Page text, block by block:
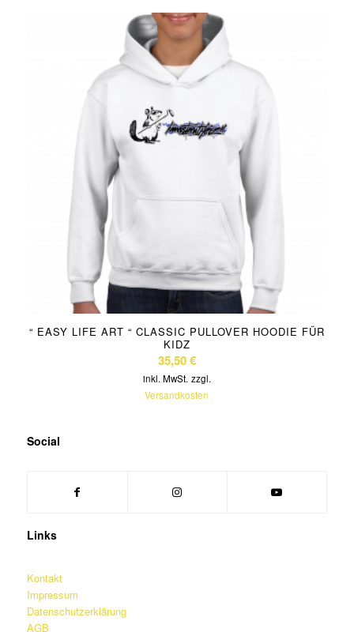
“ EASY LIFE ART “ CLASSIC PULLOVER HOODIE FÜR
KIDZ
35,50€
inkl. MwSt. zzgl.
Versandkosten
Social
Links
Kontakt
Impressum
Datenschutzerklärung
AGB